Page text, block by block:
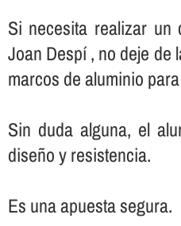
Si necesita realizar un
Joan Despí , no deje de
marcos de aluminio
Sin duda alguna, el
diseño y resistencia.
Es una apuesta segura.